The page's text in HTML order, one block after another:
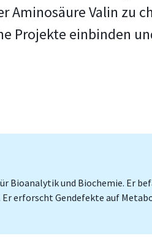
Aminosäure Valin zu
Projekte einbinden
Bioanalytik und Biochemie. Er
erforscht Gendefekte auf